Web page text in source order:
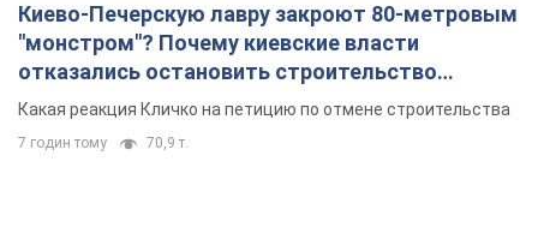
Киево-Печерскую лавру закроют 80-метровым
"монстром"? Почему киевские власти
отказались остановить строительство
небоскреба "московского верующего"
Какая реакция Кличко на петицию по отмене строительства
7 годин тому 70,9 т.